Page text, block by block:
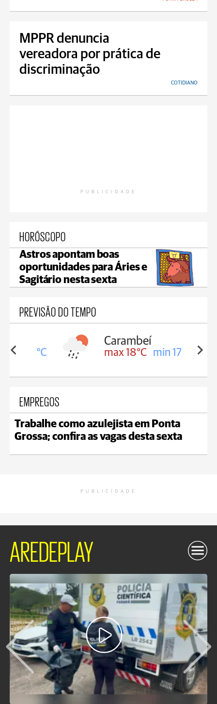
MPPR denuncia
vereadora por prática de
discriminação
COTIDIANO
PUBLICIDADE
HORÓSCOPO
Astros apontam boas
oportunidades para Áries e
Sagitário nesta sexta
PREVISÃO DO TEMPO
18°C
Carambeí
max 18°C min 17°C
EMPREGOS
Trabalhe como azulejista em Ponta
Grossa; confira as vagas desta sexta
PUBLICIDADE
AREDEPLAY